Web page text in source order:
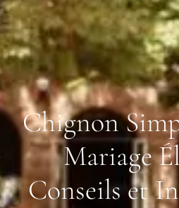
Chignon
Mariage
Conseils et